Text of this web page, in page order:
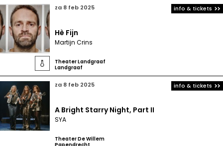

za 8 feb 2025
Hè Fijn
Martijn Crins
Theater Landgraaf
Landgraaf
info & tickets
za 8 feb 2025
A Bright Starry Night, Part II
SYA
Theater De Willem
info & tickets